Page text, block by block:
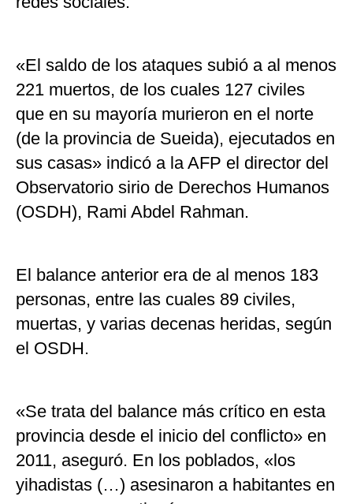
«El saldo de los ataques subió a al menos
221 muertos, de los cuales 127 civiles
que en su mayoría murieron en el norte
(de la provincia de Sueida), ejecutados en
sus casas» indicó a la AFP el director del
Observatorio sirio de Derechos Humanos
(OSDH), Rami Abdel Rahman.
El balance anterior era de al menos 183
personas, entre las cuales 89 civiles,
muertas, y varias decenas heridas, según
el OSDH.
«Se trata del balance más crítico en esta
provincia desde el inicio del conflicto» en
2011, aseguró. En los poblados, «los
yihadistas (…) asesinaron a habitantes en